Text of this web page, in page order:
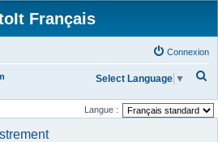
Français
Connexion
c
Select Language ▼
Langue :